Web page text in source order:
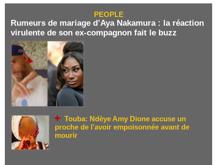
PEOPLE
Rumeurs de mariage d’Aya Nakamura : la réaction
virulente de son ex-compagnon fait le buzz
Touba: Ndèye Amy Dione accuse un
proche de l’avoir empoisonnée avant de
mourir